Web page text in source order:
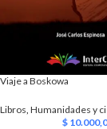
Viaje a Boskowa
Libros Humanidades y
$